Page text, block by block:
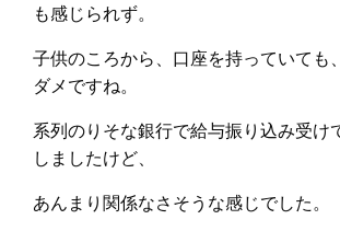
も感じられず。
子供のころから、口座を持っていても
ダメですね。
系列のりそな銀行で給与振り込み受け
しましたけど、
あんまり関係なさそうな感じでした。